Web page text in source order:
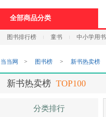
全部商品分类
图书排行榜 童书 中小学用书
页
加
当当网 > 图书榜 > 新书热卖榜
新书热卖榜 TOP100
分类排行